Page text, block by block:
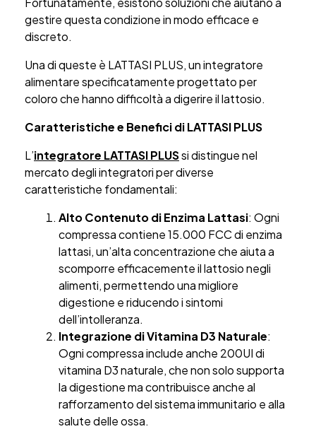
gestire questa condizione in modo efficace e
discreto.
Una di queste è LATTASI PLUS, un integratore
alimentare specificatamente progettato per
coloro che hanno difficoltà a digerire il lattosio.
Caratteristiche e Benefici di LATTASI PLUS
L’integratore LATTASI PLUSsi distingue nel
mercato degli integratori per diverse
caratteristiche fondamentali:
Alto Contenuto di Enzima Lattasi: Ogni
compressa contiene 15.000 FCC di enzima
lattasi, un’alta concentrazione che aiuta a
scomporre efficacemente il lattosio negli
alimenti, permettendo una migliore
digestione e riducendo i sintomi
dell’intolleranza.
Integrazione di Vitamina D3 Naturale:
Ogni compressa include anche 200UI di
vitamina D3 naturale, che non solo supporta
la digestione ma contribuisce anche al
rafforzamento del sistema immunitario e alla
salute delle ossa.